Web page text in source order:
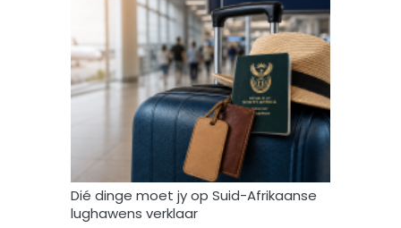
n
g
e
k
*
Dié dinge moet jy op Suid-Afrikaanse
lughawens verklaar